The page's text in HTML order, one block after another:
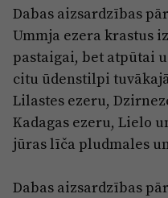
Dabas aizsardzības
Ummja ezera krastus
pastaigai, bet atpūtai
citu ūdenstilpi
Lilastes ezeru,
Kadagas ezeru, Lielo
jūras līča pludmales
Dabas aizsardzības